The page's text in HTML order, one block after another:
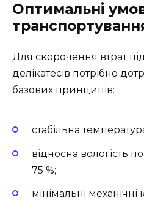
Оптимальні
Для скорочення втрат
делікатесів потрібно
базових принципів:
стабільна
відносна вологість
75 %;
мінімальні